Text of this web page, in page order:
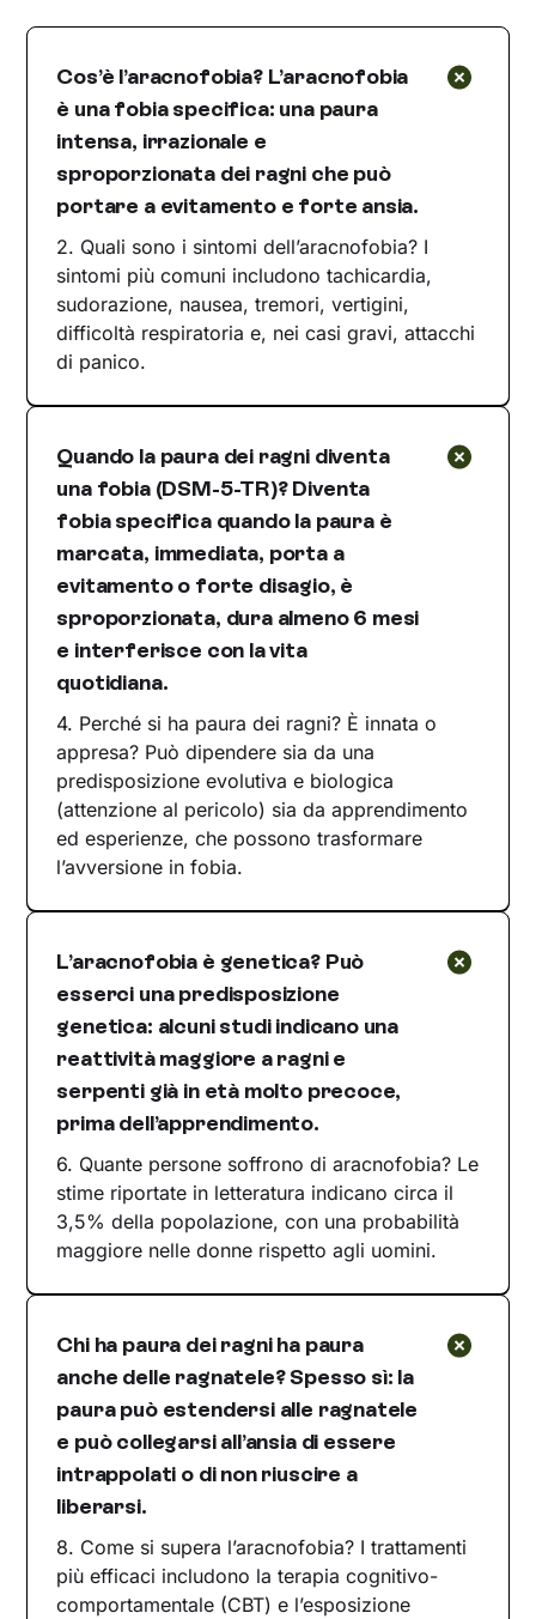
Cos’è l’aracnofobia? L’aracnofobia
è una fobia specifica: una paura
intensa, irrazionale e
sproporzionata dei ragni che può
portare a evitamento e forte ansia.
2. Quali sono i sintomi dell’aracnofobia? I
sintomi più comuni includono tachicardia,
sudorazione, nausea, tremori, vertigini,
difficoltà respiratoria e, nei casi gravi, attacchi
di panico.
Quando la paura dei ragni diventa
una fobia (DSM-5-TR)? Diventa
fobia specifica quando la paura è
marcata, immediata, porta a
evitamento o forte disagio, è
sproporzionata, dura almeno 6 mesi
e interferisce con la vita
quotidiana.
4. Perché si ha paura dei ragni? È innata o
appresa? Può dipendere sia da una
predisposizione evolutiva e biologica
(attenzione al pericolo) sia da apprendimento
ed esperienze, che possono trasformare
l’avversione in fobia.
L’aracnofobia è genetica? Può
esserci una predisposizione
genetica: alcuni studi indicano una
reattività maggiore a ragni e
serpenti già in età molto precoce,
prima dell’apprendimento.
6. Quante persone soffrono di aracnofobia? Le
stime riportate in letteratura indicano circa il
3,5% della popolazione, con una probabilità
maggiore nelle donne rispetto agli uomini.
Chi ha paura dei ragni ha paura
anche delle ragnatele? Spesso sì: la
paura può estendersi alle ragnatele
e può collegarsi all’ansia di essere
intrappolati o di non riuscire a
liberarsi.
8. Come si supera l’aracnofobia? I trattamenti
più efficaci includono la terapia cognitivo-
comportamentale (CBT) e l’esposizione